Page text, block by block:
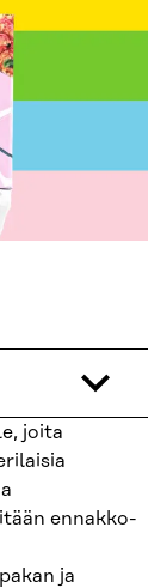
joita
ennakko-
ja